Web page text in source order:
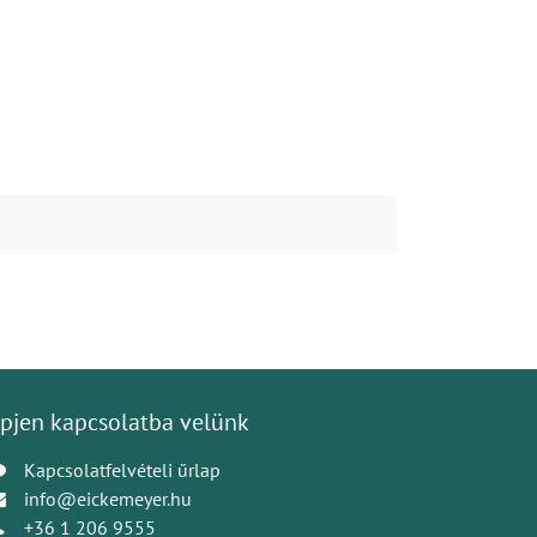
kapcsolatba velünk
Kapcsolatfelvételi űrlap
info@eickemeyer.hu
+36 1 206 9555